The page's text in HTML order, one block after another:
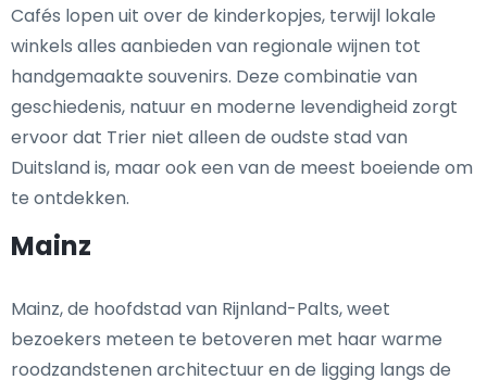
Cafés lopen uit over de kinderkopjes, terwijl lokale
winkels alles aanbieden van regionale wijnen tot
handgemaakte souvenirs. Deze combinatie van
geschiedenis, natuur en moderne levendigheid zorgt
ervoor dat Trier niet alleen de oudste stad van
Duitsland is, maar ook een van de meest boeiende om
te ontdekken.
Mainz
Mainz, de hoofdstad van Rijnland-Palts, weet
bezoekers meteen te betoveren met haar warme
roodzandstenen architectuur en de ligging langs de